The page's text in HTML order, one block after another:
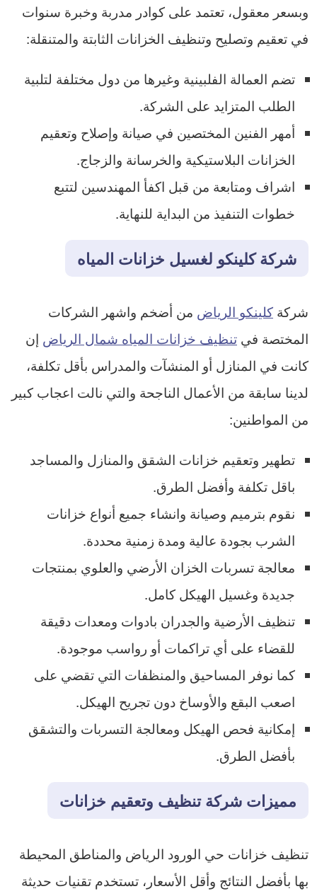
وبسعر معقول، تعتمد على كوادر مدربة وخبرة سنوات
في تعقيم وتصليح وتنظيف الخزانات الثابتة والمتنقلة:
تضم العمالة الفلبينية وغيرها من دول مختلفة لتلبية
الطلب المتزايد على الشركة.
أمهر الفنين المختصين في صيانة وإصلاح وتعقيم
الخزانات البلاستيكية والخرسانة والزجاج.
اشراف ومتابعة من قبل اكفأ المهندسين لتتبع
خطوات التنفيذ من البداية للنهاية.
شركة كلينكو لغسيل خزانات المياه
شركة كلينكو الرياض من أضخم واشهر الشركات
المختصة في تنظيف خزانات المياه شمال الرياض إن
كانت في المنازل أو المنشآت والمدراس بأقل تكلفة،
لدينا سابقة من الأعمال الناجحة والتي نالت اعجاب كبير
من المواطنين:
تطهير وتعقيم خزانات الشقق والمنازل والمساجد
باقل تكلفة وأفضل الطرق.
نقوم بترميم وصيانة وانشاء جميع أنواع خزانات
الشرب بجودة عالية ومدة زمنية محددة.
معالجة تسربات الخزان الأرضي والعلوي بمنتجات
جديدة وغسيل الهيكل كامل.
تنظيف الأرضية والجدران بادوات ومعدات دقيقة
للقضاء على أي تراكمات أو رواسب موجودة.
كما نوفر المساحيق والمنظفات التي تقضي على
اصعب البقع والأوساخ دون تجريح الهيكل.
إمكانية فحص الهيكل ومعالجة التسربات والتشقق
بأفضل الطرق.
مميزات شركة تنظيف وتعقيم خزانات
تنظيف خزانات حي الورود الرياض والمناطق المحيطة
بها بأفضل النتائج وأقل الأسعار، تستخدم تقنيات حديثة